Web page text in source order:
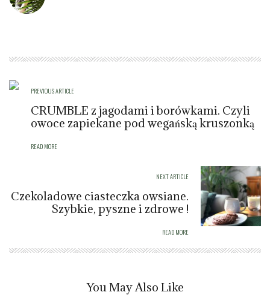
PREVIOUS ARTICLE
CRUMBLE z jagodami i borówkami. Czyli
owoce zapiekane pod wegańską kruszonką
READ MORE
NEXT ARTICLE
Czekoladowe ciasteczka owsiane.
Szybkie, pyszne i zdrowe !
READ MORE
You May Also Like